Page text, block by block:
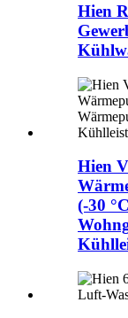
Hien
Hien
(-30